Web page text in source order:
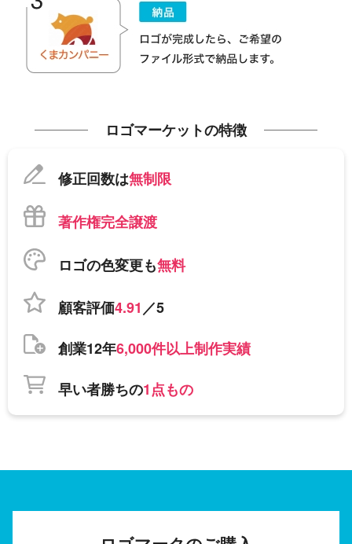
ロゴマーケットの特徴
修正回数は無制限
著作権完全譲渡
ロゴの色変更も無料
顧客評価4.91／5
創業12年6,000件以上制作実績
早い者勝ちの1点もの